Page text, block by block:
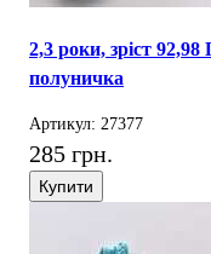
2,3 роки, зріст
полуничка
Артикул: 27377
285 грн.
Купити